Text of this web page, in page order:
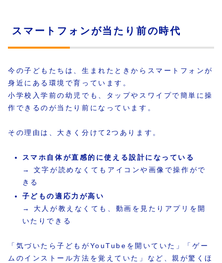
スマートフォンが当たり前の時代
今の子どもたちは、生まれたときからスマートフォンが
身近にある環境で育っています。
小学校入学前の幼児でも、タップやスワイプで簡単に操
作できるのが当たり前になっています。
その理由は、大きく分けて2つあります。
スマホ自体が直感的に使える設計になっている
→ 文字が読めなくてもアイコンや画像で操作がで
きる
子どもの適応力が高い
→ 大人が教えなくても、動画を見たりアプリを開
いたりできる
「気づいたら子どもがYouTubeを開いていた」「ゲー
ムのインストール方法を覚えていた」など、親が驚くほ